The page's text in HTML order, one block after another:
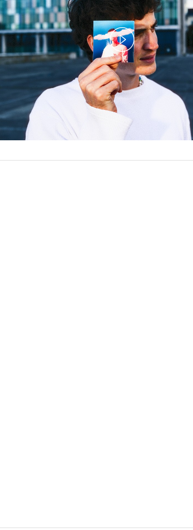
Play
Video